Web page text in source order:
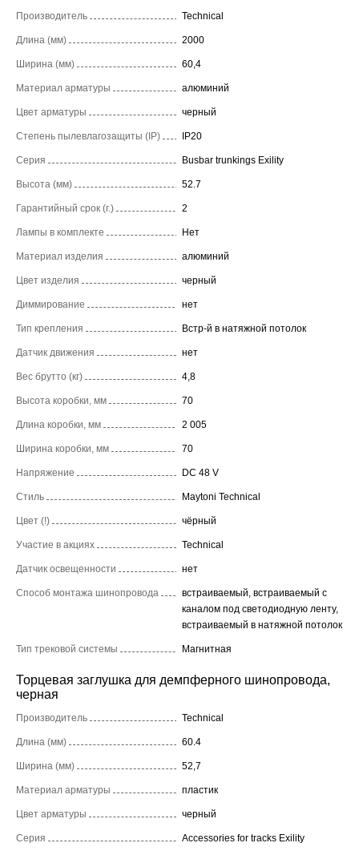
Производитель Technical
Длина (мм) 2000
Ширина (мм) 60,4
Материал арматуры алюминий
Цвет арматуры черный
Степень пылевлагозащиты (IP) IP20
Серия Busbar trunkings Exility
Высота (мм) 52.7
Гарантийный срок (г.) 2
Лампы в комплекте Нет
Материал изделия алюминий
Цвет изделия черный
Диммирование нет
Тип крепления Встр-й в натяжной потолок
Датчик движения нет
Вес брутто (кг) 4,8
Высота коробки, мм 70
Длина коробки, мм 2 005
Ширина коробки, мм 70
Напряжение DC 48 V
Стиль Maytoni Technical
Цвет (!) чёрный
Участие в акциях Technical
Датчик освещенности нет
Способ монтажа шинопровода
встраиваемый, встраиваемый с
каналом под светодиодную ленту,
встраиваемый в натяжной потолок
Тип трековой системы Магнитная
Торцевая заглушка для демпферного шинопровода,
черная
Производитель Technical
Длина (мм) 60.4
Ширина (мм) 52,7
Материал арматуры пластик
Цвет арматуры черный
Серия Accessories for tracks Exility